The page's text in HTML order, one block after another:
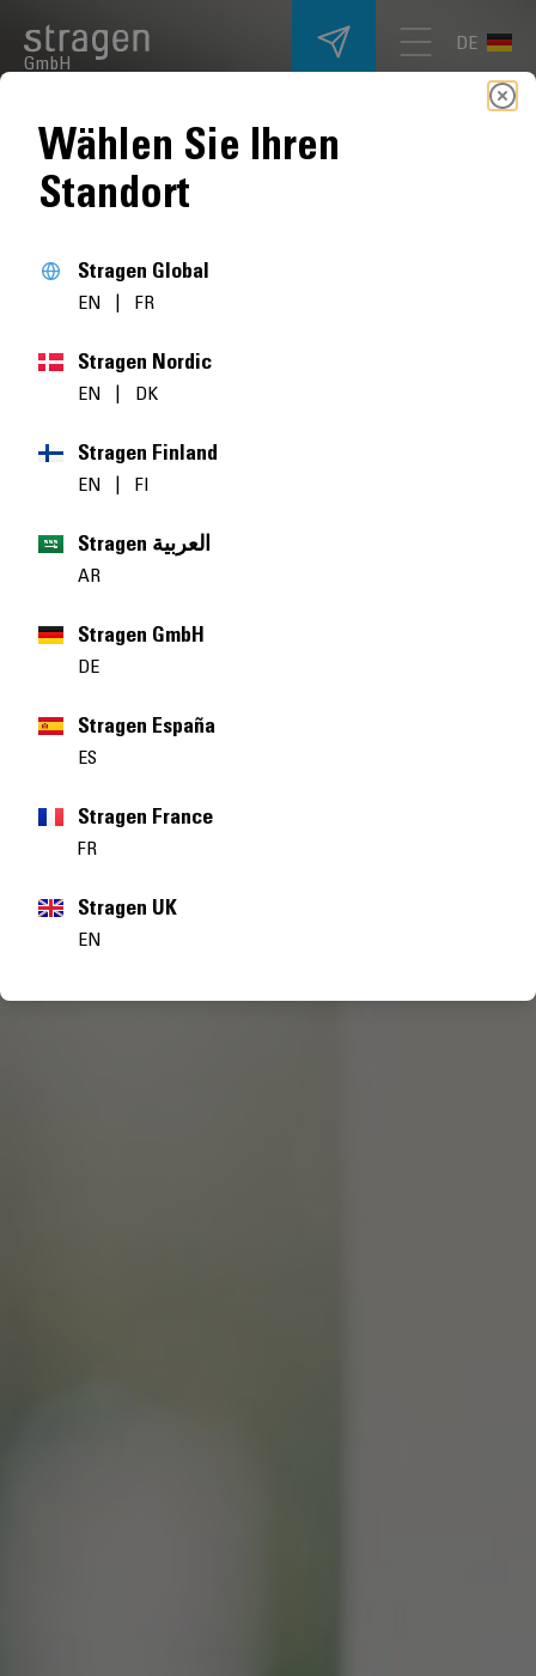
GmbH
DE
Wählen Sie Ihren
Standort
Stragen Global
EN | FR
Stragen Nordic
EN | DK
Stragen Finland
EN | FI
Stragen العربية
AR
Stragen GmbH
DE
Stragen España
ES
Stragen France
FR
Stragen UK
EN